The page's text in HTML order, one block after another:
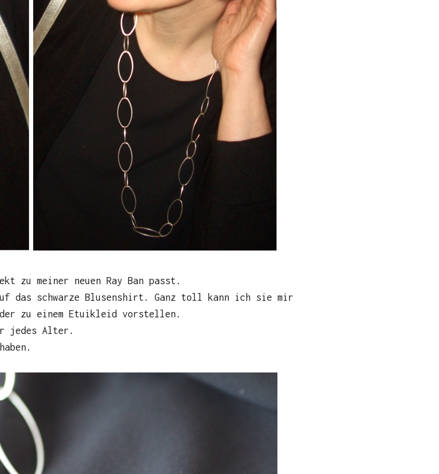
zu meiner neuen Ray Ban passt.
das schwarze Blusenshirt. Ganz toll kann ich sie mir
zu einem Etuikleid vorstellen.
jedes Alter.